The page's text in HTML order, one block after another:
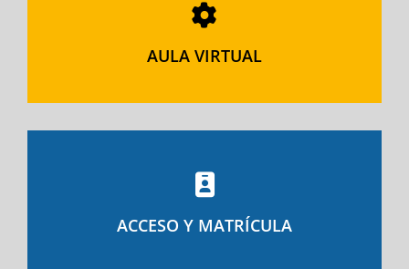
AULA VIRTUAL
ACCESO Y MATRÍCULA